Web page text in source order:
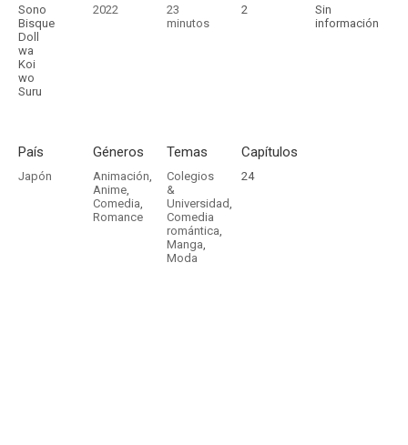
Sono
Bisque
Doll
wa
Koi
wo
Suru
2022
23
minutos
2
Sin
información
País
Japón
Géneros
Animación,
Anime,
Comedia,
Romance
Temas
Colegios
&
Universidad,
Comedia
romántica,
Manga,
Moda
Capítulos
24